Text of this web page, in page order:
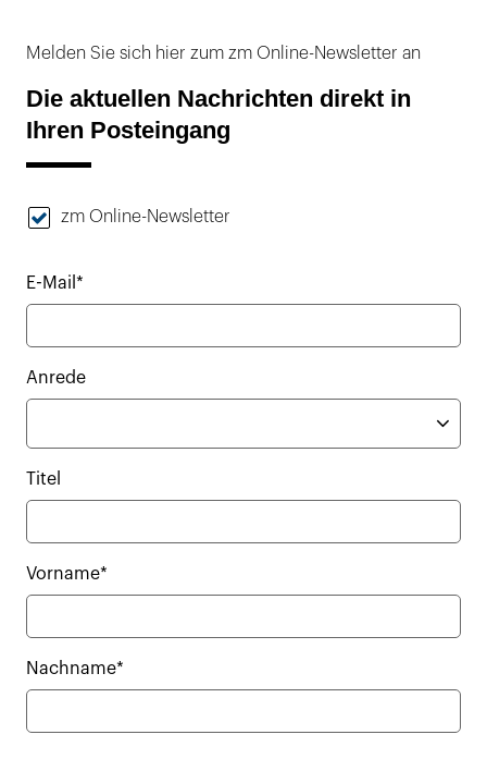
Melden Sie sich hier zum zm Online-Newsletter an
Die aktuellen Nachrichten direkt in
Ihren Posteingang
zm Online-Newsletter
E-Mail*
Anrede
Titel
Vorname*
Nachname*